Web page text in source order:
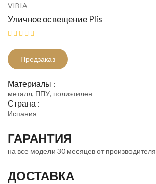
VIBIA
Уличное освещение Plis
Предзаказ
Материалы :
металл, ППУ, полиэтилен
Страна :
Испания
ГАРАНТИЯ
на все модели 30 месяцев от производителя
ДОСТАВКА